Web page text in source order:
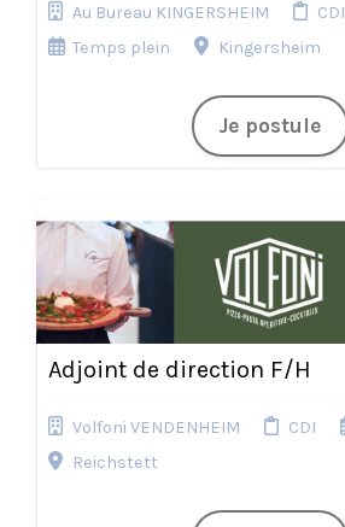
Au Bureau KINGERSHEIM
CDI
Temps plein
Kingersheim
Je postule
Adjoint de direction F/H
Volfoni VENDENHEIM CDI
Reichstett